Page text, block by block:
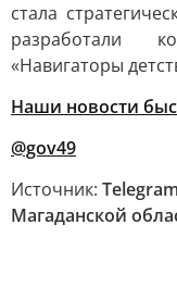
стала
разработали
«Навигаторы
Наши новости
@gov49
Источник:
Магаданской